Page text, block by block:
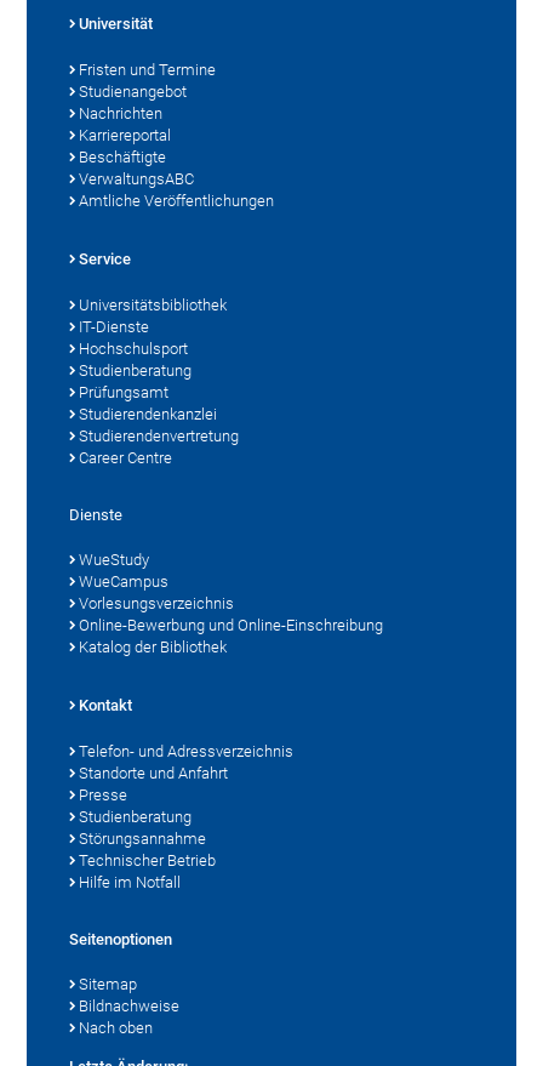
Universität
Fristen und Termine
Studienangebot
Nachrichten
Karriereportal
Beschäftigte
VerwaltungsABC
Amtliche Veröffentlichungen
Service
Universitätsbibliothek
IT-Dienste
Hochschulsport
Studienberatung
Prüfungsamt
Studierendenkanzlei
Studierendenvertretung
Career Centre
Dienste
WueStudy
WueCampus
Vorlesungsverzeichnis
Online-Bewerbung und Online-Einschreibung
Katalog der Bibliothek
Kontakt
Telefon- und Adressverzeichnis
Standorte und Anfahrt
Presse
Studienberatung
Störungsannahme
Technischer Betrieb
Hilfe im Notfall
Seitenoptionen
Sitemap
Bildnachweise
Nach oben